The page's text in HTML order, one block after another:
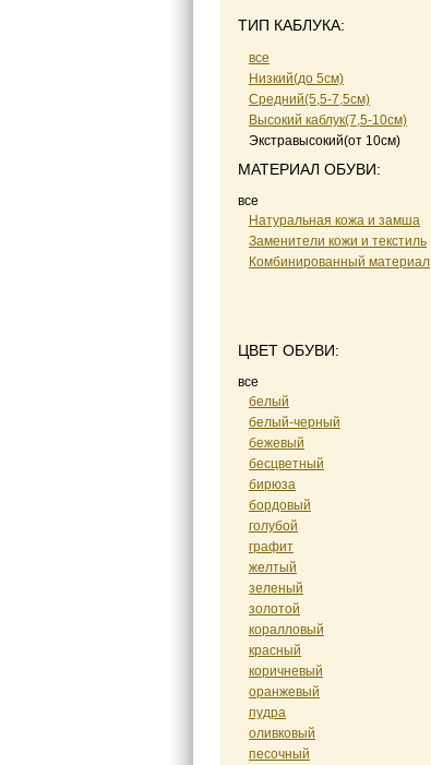
ТИП КАБЛУКА:
все
Низкий(до 5см)
Средний(5,5-7,5см)
Высокий каблук(7,5-10см)
Экстравысокий(от 10см)
МАТЕРИАЛ ОБУВИ:
все
Натуральная кожа и замша
Заменители кожи и текстиль
Комбинированный материал
ЦВЕТ ОБУВИ:
все
белый
белый-черный
бежевый
бесцветный
бирюза
бордовый
голубой
графит
желтый
зеленый
золотой
коралловый
красный
коричневый
оранжевый
пудра
оливковый
песочный